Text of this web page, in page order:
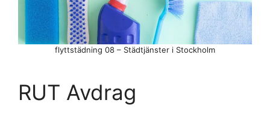
RUT Avdrag
flyttstädning 08 – Städtjänster i Stockholm